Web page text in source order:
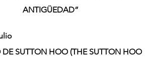
ANTIGÜEDAD”
DE SUTTON HOO (THE SUTTON HOO